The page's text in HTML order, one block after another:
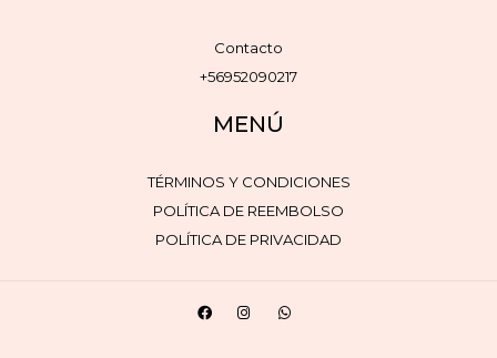
Contacto
+56952090217
MENÚ
TÉRMINOS Y CONDICIONES
POLÍTICA DE REEMBOLSO
POLÍTICA DE PRIVACIDAD